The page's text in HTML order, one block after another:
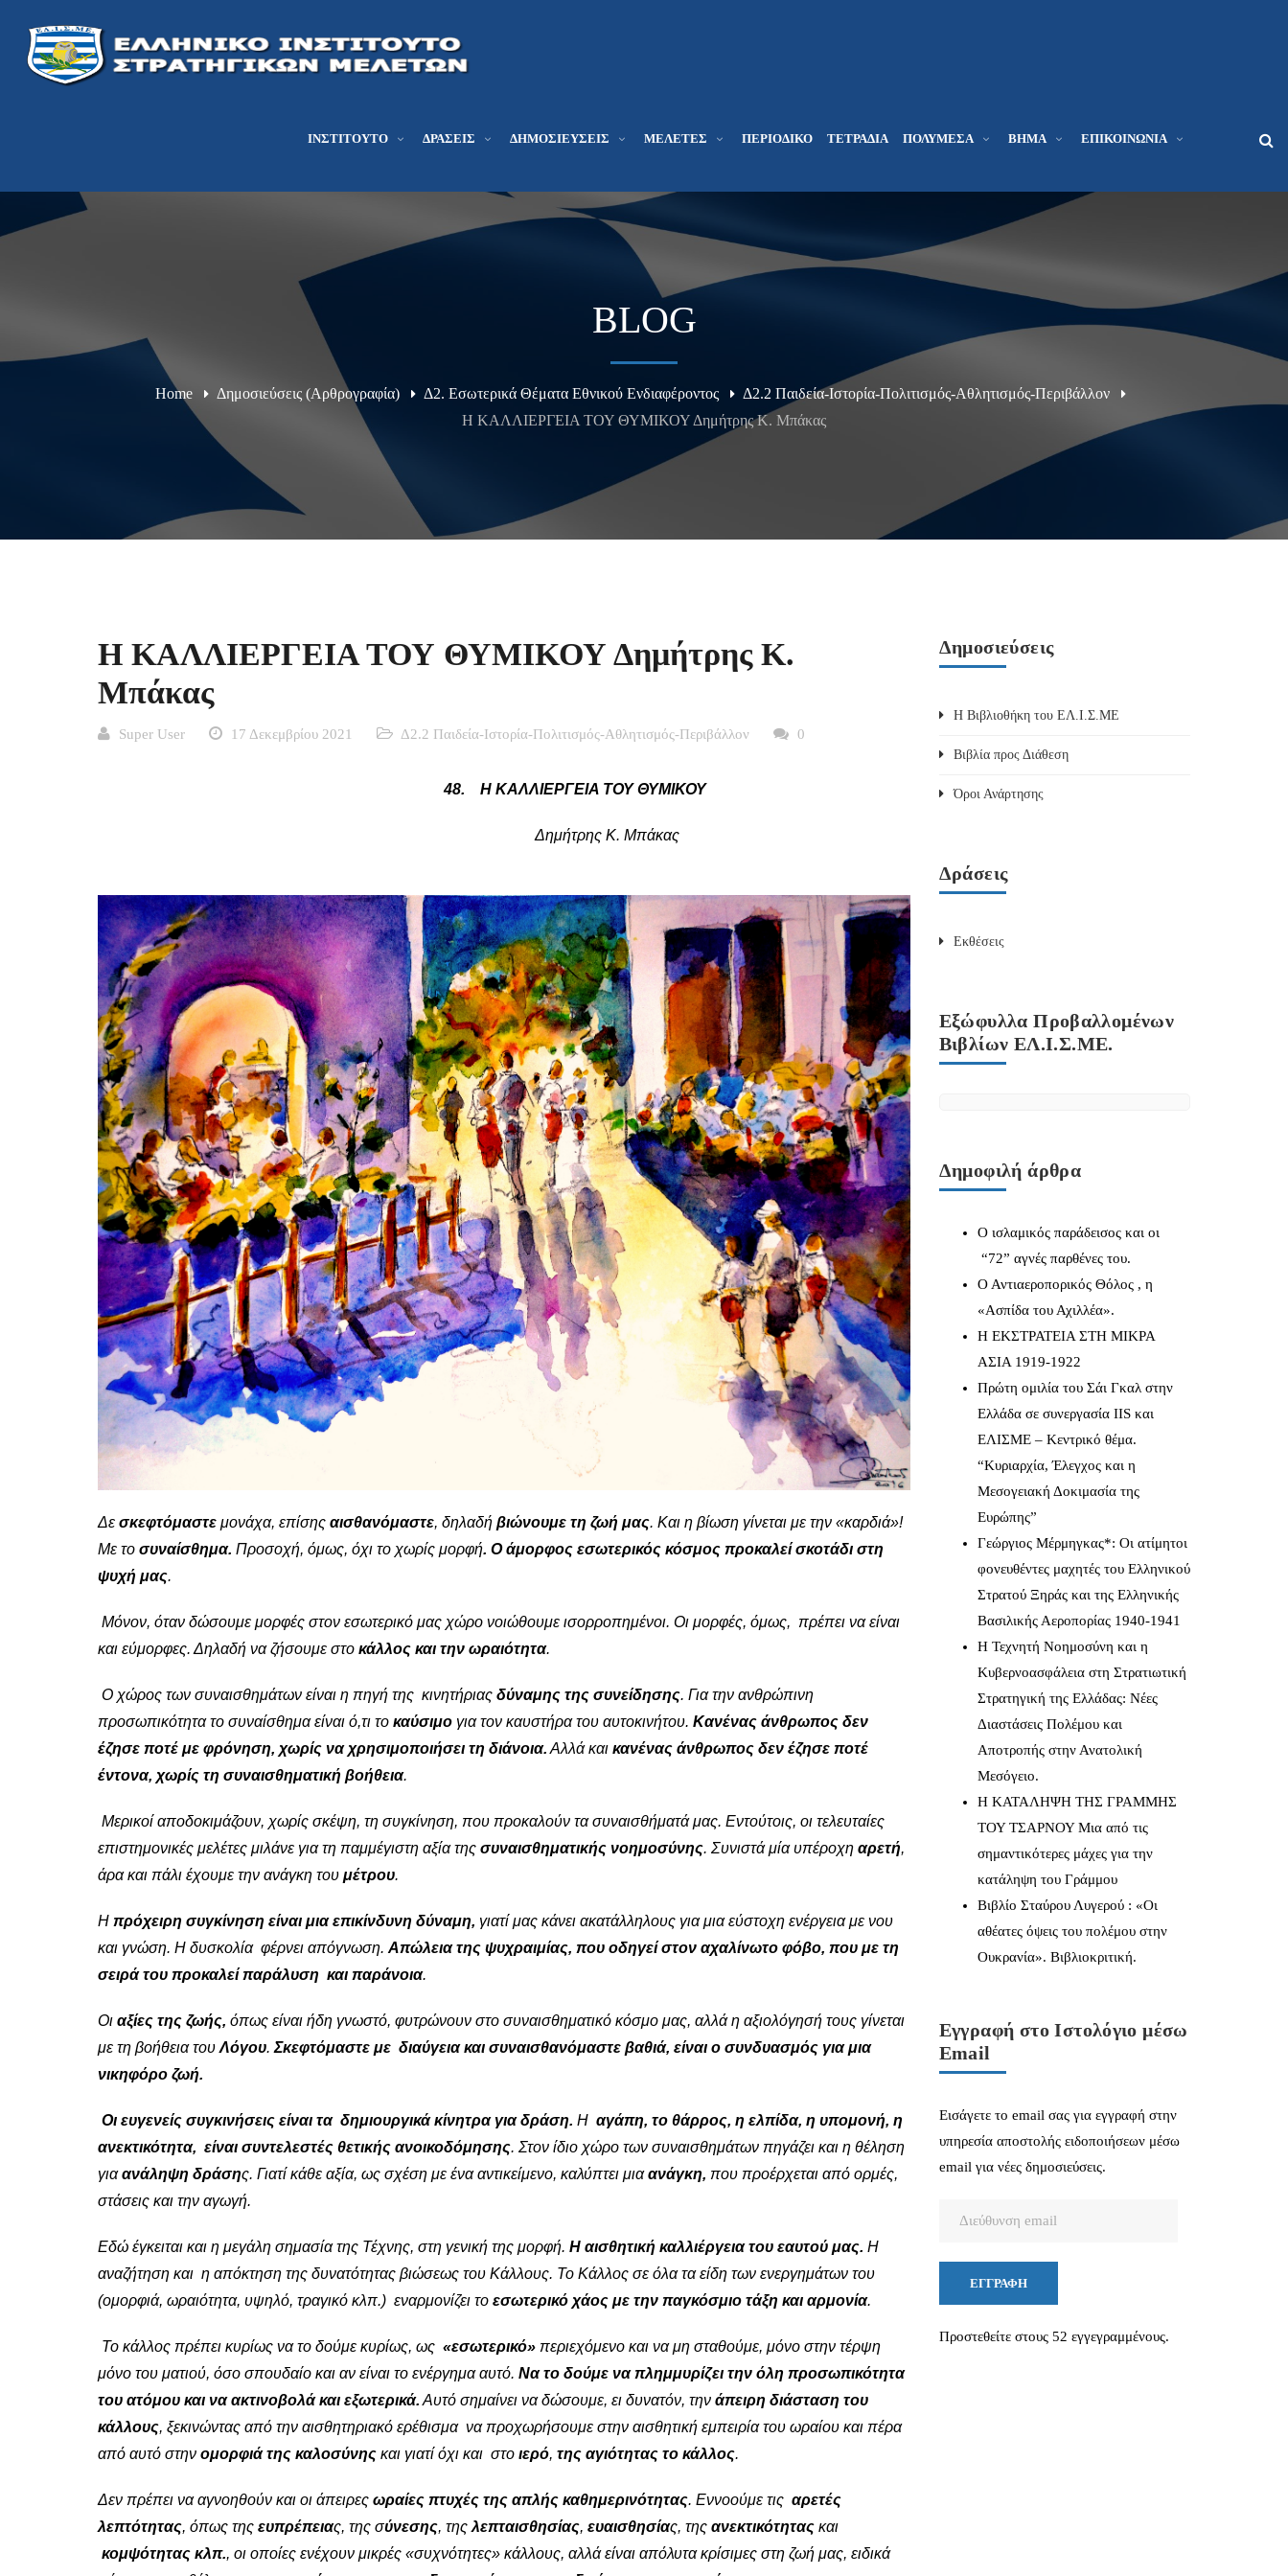
ΙΝΣΤΙΤΟΎΤΟ ΔΡΆΣΕΙΣ ΔΗΜΟΣΙΕΎΣΕΙΣ ΜΕΛΕΤΕΣ ΠΕΡΙΟΔΙΚΌ ΤΕΤΡΆΔΙΑ ΠΟΛΥΜΈΣΑ ΒΉΜΑ ΕΠΙΚΟΙΝΩΝΊΑ
BLOG
Home Δημοσιεύσεις (Αρθρογραφία) Δ2. Εσωτερικά Θέματα Εθνικού Ενδιαφέροντος
Δ2.2 Παιδεία-Ιστορία-Πολιτισμός-Αθλητισμός-Περιβάλλον
Η ΚΑΛΛΙΕΡΓΕΙΑ ΤΟΥ ΘΥΜΙΚΟΥ Δημήτρης Κ. Μπάκας
Η ΚΑΛΛΙΕΡΓΕΙΑ ΤΟΥ ΘΥΜΙΚΟΥ Δημήτρης Κ.
Μπάκας
Super User 17 Δεκεμβρίου 2021 Δ2.2 Παιδεία-Ιστορία-Πολιτισμός-Αθλητισμός-Περιβάλλον 0
48. Η ΚΑΛΛΙΕΡΓΕΙΑ ΤΟΥ ΘΥΜΙΚΟΥ
Δημήτρης Κ. Μπάκας
Δε σκεφτόμαστε μονάχα, επίσης αισθανόμαστε, δηλαδή βιώνουμε τη ζωή μας. Και η βίωση γίνεται με την «καρδιά»!
Με το συναίσθημα. Προσοχή, όμως, όχι το χωρίς μορφή. Ο άμορφος εσωτερικός κόσμος προκαλεί σκοτάδι στη
ψυχή μας.
Μόνον, όταν δώσουμε μορφές στον εσωτερικό μας χώρο νοιώθουμε ισορροπημένοι. Οι μορφές, όμως, πρέπει να είναι
και εύμορφες. Δηλαδή να ζήσουμε στο κάλλος και την ωραιότητα.
Ο χώρος των συναισθημάτων είναι η πηγή της κινητήριας δύναμης της συνείδησης. Για την ανθρώπινη
προσωπικότητα το συναίσθημα είναι ό,τι το καύσιμο για τον καυστήρα του αυτοκινήτου. Κανένας άνθρωπος δεν
έζησε ποτέ με φρόνηση, χωρίς να χρησιμοποιήσει τη διάνοια. Αλλά και κανένας άνθρωπος δεν έζησε ποτέ
έντονα, χωρίς τη συναισθηματική βοήθεια.
Μερικοί αποδοκιμάζουν, χωρίς σκέψη, τη συγκίνηση, που προκαλούν τα συναισθήματά μας. Εντούτοις, οι τελευταίες
επιστημονικές μελέτες μιλάνε για τη παμμέγιστη αξία της συναισθηματικής νοημοσύνης. Συνιστά μία υπέροχη αρετή,
άρα και πάλι έχουμε την ανάγκη του μέτρου.
Η πρόχειρη συγκίνηση είναι μια επικίνδυνη δύναμη, γιατί μας κάνει ακατάλληλους για μια εύστοχη ενέργεια με νου
και γνώση. Η δυσκολία φέρνει απόγνωση. Απώλεια της ψυχραιμίας, που οδηγεί στον αχαλίνωτο φόβο, που με τη
σειρά του προκαλεί παράλυση και παράνοια.
Οι αξίες της ζωής, όπως είναι ήδη γνωστό, φυτρώνουν στο συναισθηματικό κόσμο μας, αλλά η αξιολόγησή τους γίνεται
με τη βοήθεια του Λόγου. Σκεφτόμαστε με διαύγεια και συναισθανόμαστε βαθιά, είναι ο συνδυασμός για μια
νικηφόρο ζωή.
Οι ευγενείς συγκινήσεις είναι τα δημιουργικά κίνητρα για δράση. Η αγάπη, το θάρρος, η ελπίδα, η υπομονή, η
ανεκτικότητα, είναι συντελεστές θετικής ανοικοδόμησης. Στον ίδιο χώρο των συναισθημάτων πηγάζει και η θέληση
γιαανάληψη δράσης. Γιατί κάθε αξία, ως σχέση με ένα αντικείμενο, καλύπτει μιαανάγκη, που προέρχεται από ορμές,
στάσεις και την αγωγή.
Εδώ έγκειται και η μεγάλη σημασία της Τέχνης, στη γενική της μορφή. Η αισθητική καλλιέργεια του εαυτού μας. Η
αναζήτηση και η απόκτηση της δυνατότητας βιώσεως του Κάλλους. Το Κάλλος σε όλα τα είδη των ενεργημάτων του
(ομορφιά, ωραιότητα, υψηλό, τραγικό κλπ.) εναρμονίζει το εσωτερικό χάος με την παγκόσμιο τάξη και αρμονία.
Το κάλλος πρέπει κυρίως να το δούμε κυρίως, ως «εσωτερικό» περιεχόμενο και να μη σταθούμε, μόνο στην τέρψη
μόνο του ματιού, όσο σπουδαίο και αν είναι το ενέργημα αυτό. Να το δούμε να πλημμυρίζει την όλη προσωπικότητα
του ατόμου και να ακτινοβολά και εξωτερικά. Αυτό σημαίνει να δώσουμε, ει δυνατόν, την άπειρη διάσταση του
κάλλους, ξεκινώντας από την αισθητηριακό ερέθισμα να προχωρήσουμε στην αισθητική εμπειρία του ωραίου και πέρα
από αυτό στην ομορφιά της καλοσύνης και γιατί όχι και στο ιερό, της αγιότητας το κάλλος.
Δεν πρέπει να αγνοηθούν και οι άπειρες ωραίες πτυχές της απλής καθημερινότητας. Εννοούμε τις αρετές
λεπτότητας, όπως της ευπρέπειας, της σύνεσης, της λεπταισθησίας, ευαισθησίας, της ανεκτικότητας και
κομψότητας κλπ., οι οποίες ενέχουν μικρές «συχνότητες» κάλλους, αλλά είναι απόλυτα κρίσιμες στη ζωή μας, ειδικά
Δημοσιεύσεις
Η Βιβλιοθήκη του ΕΛ.Ι.Σ.ΜΕ
Βιβλία προς Διάθεση
Όροι Ανάρτησης
Δράσεις
Εκθέσεις
Εξώφυλλα Προβαλλομένων
Βιβλίων ΕΛ.Ι.Σ.ΜΕ.
Δημοφιλή άρθρα
Ο ισλαμικός παράδεισος και οι
“72” αγνές παρθένες του.
Ο Αντιαεροπορικός Θόλος , η
«Ασπίδα του Αχιλλέα».
Η ΕΚΣΤΡΑΤΕΙΑ ΣΤΗ ΜΙΚΡΑ
ΑΣΙΑ 1919-1922
Πρώτη ομιλία του Σάι Γκαλ στην
Ελλάδα σε συνεργασία IIS και
ΕΛΙΣΜΕ – Κεντρικό θέμα.
“Κυριαρχία, Έλεγχος και η
Μεσογειακή Δοκιμασία της
Ευρώπης”
Γεώργιος Μέρμηγκας*: Οι ατίμητοι
φονευθέντες μαχητές του Ελληνικού
Στρατού Ξηράς και της Ελληνικής
Βασιλικής Αεροπορίας 1940-1941
Η Τεχνητή Νοημοσύνη και η
Κυβερνοασφάλεια στη Στρατιωτική
Στρατηγική της Ελλάδας: Νέες
Διαστάσεις Πολέμου και
Αποτροπής στην Ανατολική
Μεσόγειο.
Η ΚΑΤΑΛΗΨΗ ΤΗΣ ΓΡΑΜΜΗΣ
ΤΟΥ ΤΣΑΡΝΟΥ Μια από τις
σημαντικότερες μάχες για την
κατάληψη του Γράμμου
Βιβλίο Σταύρου Λυγερού : «Οι
αθέατες όψεις του πολέμου στην
Ουκρανία». Βιβλιοκριτική.
Εγγραφή στο Ιστολόγιο μέσω
Email
Εισάγετε το email σας για εγγραφή στην
υπηρεσία αποστολής ειδοποιήσεων μέσω
email για νέες δημοσιεύσεις.
ΕΓΓΡΑΦΉ
Προστεθείτε στους 52 εγγεγραμμένους.